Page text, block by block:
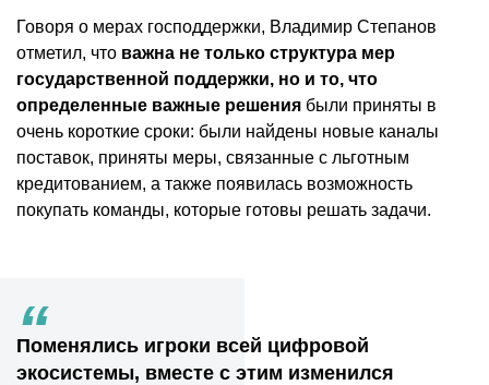
Говоря о мерах господдержки, Владимир Степанов
отметил, что важна не только структура мер
государственной поддержки, но и то, что
определенные важные решения были приняты в
очень короткие сроки: были найдены новые каналы
поставок, приняты меры, связанные с льготным
кредитованием, а также появилась возможность
покупать команды, которые готовы решать задачи.
“
Поменялись игроки всей цифровой
экосистемы, вместе с этим изменился